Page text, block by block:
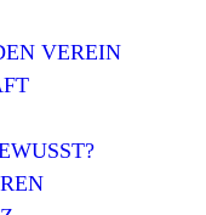
VEREIN